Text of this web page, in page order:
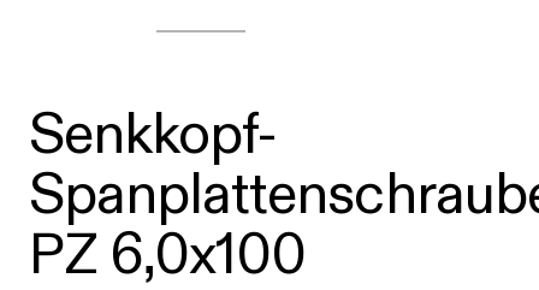
Senkkopf-
PZ 6,0x100